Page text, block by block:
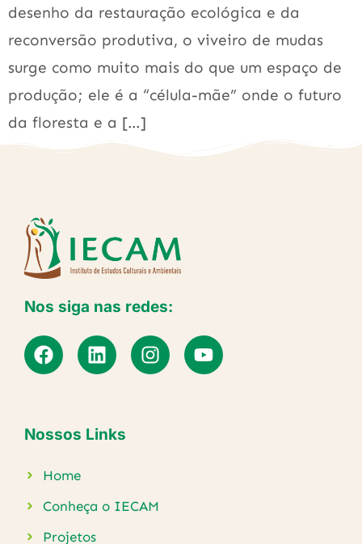
desenho da restauração ecológica e da
reconversão produtiva, o viveiro de mudas
surge como muito mais do que um espaço de
produção; ele é a “célula-mãe” onde o futuro
da floresta e a […]
Nos siga nas redes:
Nossos Links
Home
Conheça o IECAM
Projetos